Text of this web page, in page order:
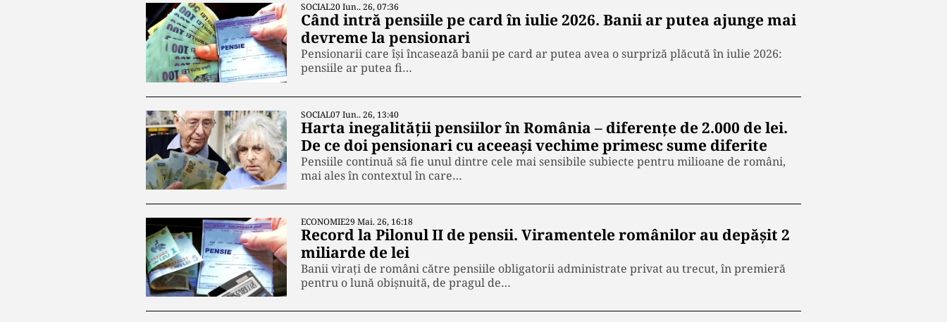
SOCIAL20 Iun.. 26, 07:36
Când intră pensiile pe card în iulie 2026. Banii ar putea ajunge mai
devreme la pensionari
Pensionarii care își încasează banii pe card ar putea avea o surpriză plăcută în iulie 2026:
pensiile ar putea fi…
SOCIAL07 Iun.. 26, 13:40
Harta inegalității pensiilor în România – diferențe de 2.000 de lei.
De ce doi pensionari cu aceeași vechime primesc sume diferite
Pensiile continuă să fie unul dintre cele mai sensibile subiecte pentru milioane de români,
mai ales în contextul în care…
ECONOMIE29 Mai. 26, 16:18
Record la Pilonul II de pensii. Viramentele românilor au depășit 2
miliarde de lei
Banii virați de români către pensiile obligatorii administrate privat au trecut, în premieră
pentru o lună obișnuită, de pragul de…